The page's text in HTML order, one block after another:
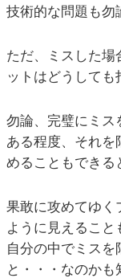
技術的な問題も勿
ただ、ミスした場
ットはどうしても
勿論、完璧にミス
ある程度、それを
めることもできる
果敢に攻めてゆく
ように見えるこ
自分の中でミスを
と・・・なのかも